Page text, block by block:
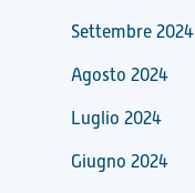
Settembre 2024
Agosto 2024
Luglio 2024
Giugno 2024